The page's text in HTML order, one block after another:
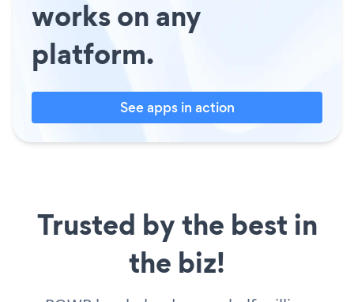
works on any
platform.
See apps in action
Trusted by the best in
the biz!